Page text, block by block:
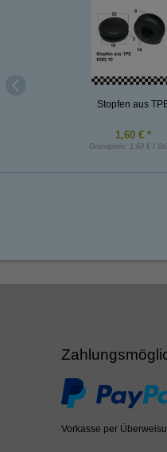
Stopfen aus
1,60 € *
Grundpreis: 1,60 € /
Vorkasse per